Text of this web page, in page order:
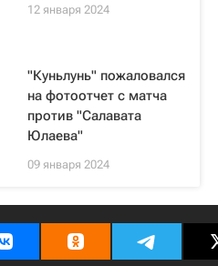
12 января 2024
"Куньлунь" пожаловался
на фотоотчет с матча
против "Салавата
Юлаева"
09 января 2024